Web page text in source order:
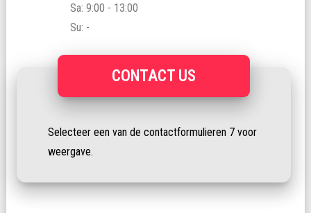
Sa: 9:00 - 13:00
Su: -
CONTACT US
Selecteer een van de contactformulieren 7 voor
weergave.